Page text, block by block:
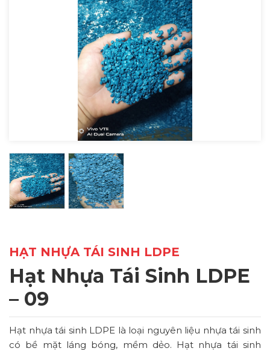
HẠT NHỰA TÁI SINH LDPE
Hạt Nhựa Tái Sinh LDPE
– 09
Hạt nhựa tái sinh LDPE là loại nguyên liệu nhựa tái sinh
có bề mặt láng bóng, mềm dẻo. Hạt nhựa tái sinh